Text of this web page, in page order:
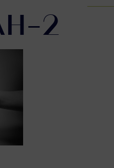
2